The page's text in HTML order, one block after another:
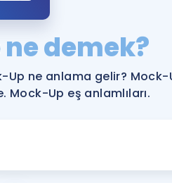
YDS ve YÖKDİL
YDS ve YÖKDİL'e
Tüm ÖSYM
ne demek?
Up ne anlama gelir? Mock-
Mock-Up eş anlamlıları.